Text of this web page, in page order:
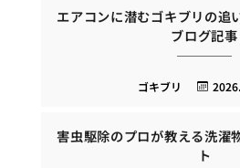
エアコンに潜むゴキブリの追
ブログ記事
ゴキブリ
害虫駆除のプロが教える洗濯
ト